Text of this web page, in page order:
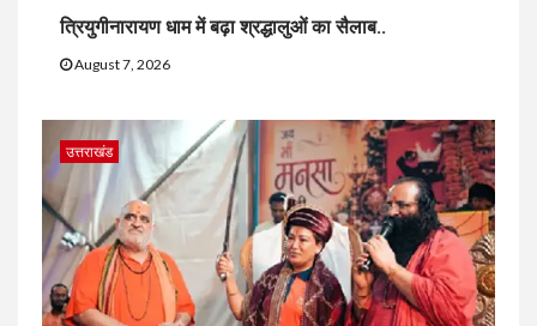
त्रियुगीनारायण धाम में बढ़ा श्रद्धालुओं का सैलाब..
August 7, 2026
उत्तराखंड